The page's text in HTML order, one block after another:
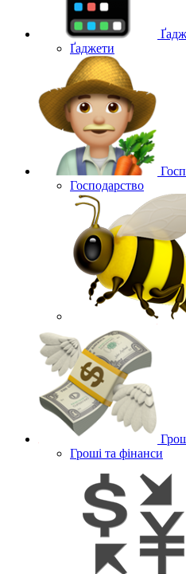
Ґаджети
Господарство
Гроші та фінанси